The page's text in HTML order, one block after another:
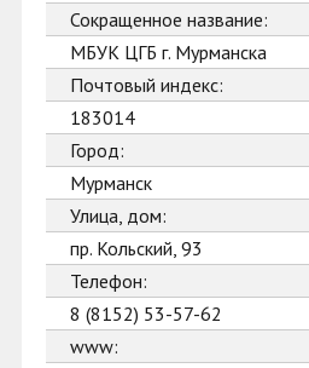
Сокращенное название:
МБУК ЦГБ г. Мурманска
Почтовый индекс:
183014
Город:
Мурманск
Улица, дом:
пр. Кольский, 93
Телефон:
8 (8152) 53-57-62
www: